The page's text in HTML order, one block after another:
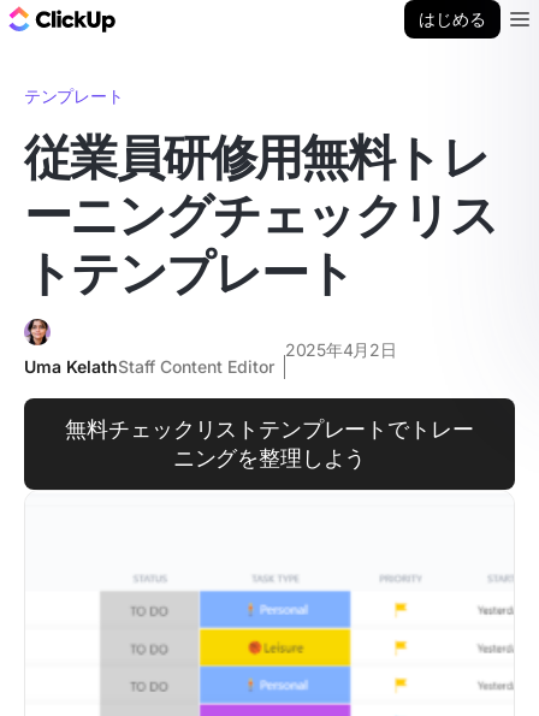
はじめる
テンプレート
従業員研修用無料トレ
ーニングチェックリス
トテンプレート
Uma KelathStaff Content Editor
2025年4月2日
無料チェックリストテンプレートでトレー
ニングを整理しよう